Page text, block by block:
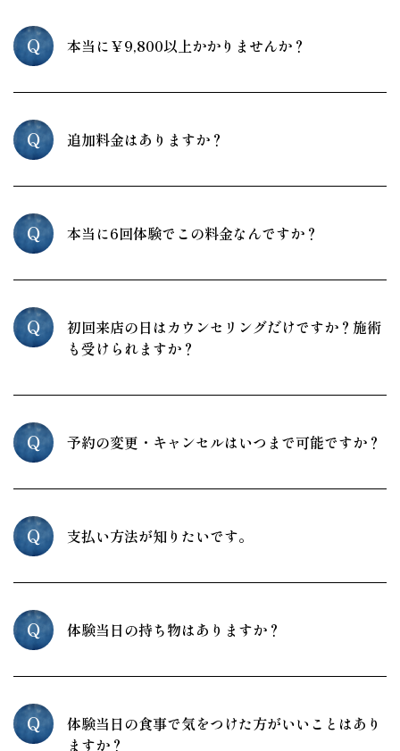
Q 本当に￥9,800以上かかりませんか？
Q 追加料金はありますか？
Q 本当に6回体験でこの料金なんですか？
Q
初回来店の日はカウンセリングだけですか？施術
も受けられますか？
Q 予約の変更・キャンセルはいつまで可能ですか？
Q 支払い方法が知りたいです。
Q 体験当日の持ち物はありますか？
Q
体験当日の食事で気をつけた方がいいことはあり
ますか？